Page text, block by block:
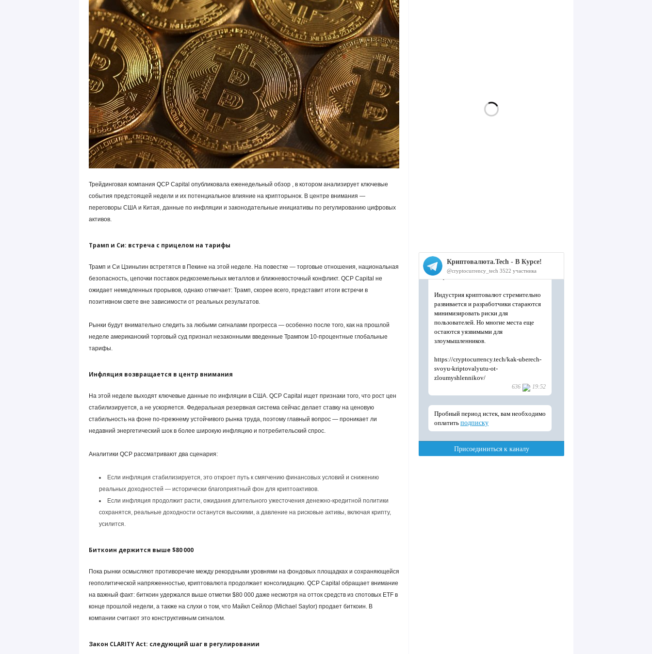
Трейдинговая компания QCP Capital опубликовала еженедельный обзор , в котором анализирует ключевые
события предстоящей недели и их потенциальное влияние на крипторынок. В центре внимания —
переговоры США и Китая, данные по инфляции и законодательные инициативы по регулированию цифровых
активов.
Трамп и Си: встреча с прицелом на тарифы
Трамп и Си Цзиньпин встретятся в Пекине на этой неделе. На повестке — торговые отношения, национальная
безопасность, цепочки поставок редкоземельных металлов и ближневосточный конфликт. QCP Capital не
ожидает немедленных прорывов, однако отмечает: Трамп, скорее всего, представит итоги встречи в
позитивном свете вне зависимости от реальных результатов.
Рынки будут внимательно следить за любыми сигналами прогресса — особенно после того, как на прошлой
неделе американский торговый суд признал незаконными введенные Трампом 10-процентные глобальные
тарифы.
Инфляция возвращается в центр внимания
На этой неделе выходят ключевые данные по инфляции в США. QCP Capital ищет признаки того, что рост цен
стабилизируется, а не ускоряется. Федеральная резервная система сейчас делает ставку на ценовую
стабильность на фоне по-прежнему устойчивого рынка труда, поэтому главный вопрос — проникает ли
недавний энергетический шок в более широкую инфляцию и потребительский спрос.
Аналитики QCP рассматривают два сценария:
Если инфляция стабилизируется, это откроет путь к смягчению финансовых условий и снижению
реальных доходностей — исторически благоприятный фон для криптоактивов.
Если инфляция продолжит расти, ожидания длительного ужесточения денежно-кредитной политики
сохранятся, реальные доходности останутся высокими, а давление на рисковые активы, включая крипту,
усилится.
Биткоин держится выше $80 000
Пока рынки осмысляют противоречие между рекордными уровнями на фондовых площадках и сохраняющейся
геополитической напряженностью, криптовалюта продолжает консолидацию. QCP Capital обращает внимание
на важный факт: биткоин удержался выше отметки $80 000 даже несмотря на отток средств из спотовых ETF в
конце прошлой недели, а также на слухи о том, что Майкл Сейлор (Michael Saylor) продает биткоин. В
компании считают это конструктивным сигналом.
Закон CLARITY Act: следующий шаг в регулировании